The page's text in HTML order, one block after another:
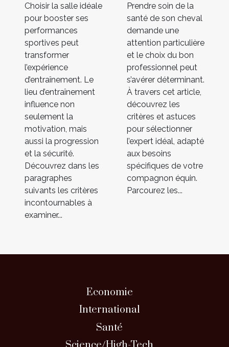
Choisir la salle idéale
pour booster ses
performances
sportives peut
transformer
l’expérience
d’entraînement. Le
lieu d’entraînement
influence non
seulement la
motivation, mais
aussi la progression
et la sécurité.
Découvrez dans les
paragraphes
suivants les critères
incontournables à
examiner...
Prendre soin de la
santé de son cheval
demande une
attention particulière
et le choix du bon
professionnel peut
s’avérer déterminant.
À travers cet article,
découvrez les
critères et astuces
pour sélectionner
l’expert idéal, adapté
aux besoins
spécifiques de votre
compagnon équin.
Parcourez les...
Economie
International
Santé